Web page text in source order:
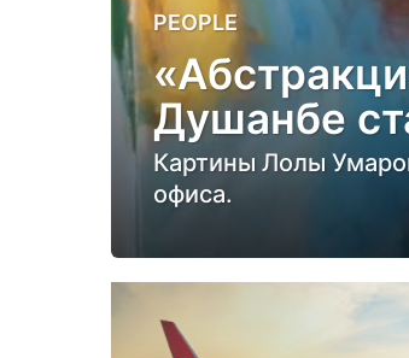
3
г
о
д
а
н
а
3
PEOPLE
Душанбе
Картины Лолы
офиса.